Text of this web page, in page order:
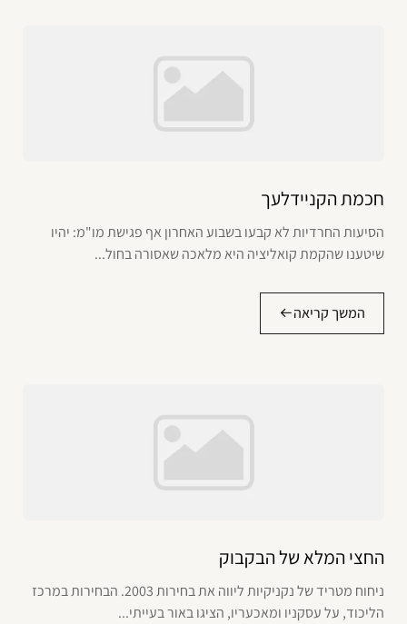
חכמת הקניידלעך
הסיעות החרדיות לא קבעו בשבוע האחרון אף פגישת מו"מ: יהיו
שיטענו שהקמת קואליציה היא מלאכה שאסורה בחול...
המשך קריאה
החצי המלא של הבקבוק
ניחוח מטריד של נקניקיות ליווה את בחירות 2003. הבחירות במרכז
הליכוד, על עסקניו ומאכעריו, הציגו באור בעייתי...